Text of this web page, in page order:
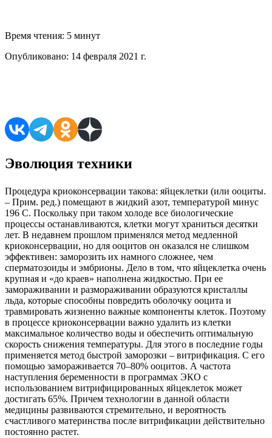
Время чтения: 5 минут
Опубликовано: 14 февраля 2021 г.
Эволюция техники
Процедура криоконсервации такова: яйцеклетки (или ооциты.
– Прим. ред.) помещают в жидкий азот, температурой минус
196 С. Поскольку при таком холоде все биологические
процессы останавливаются, клетки могут храниться десятки
лет. В недавнем прошлом применялся метод медленной
криоконсервации, но для ооцитов он оказался не слишком
эффективен: заморозить их намного сложнее, чем
сперматозоиды и эмбрионы. Дело в том, что яйцеклетка очень
крупная и «до краев» наполнена жидкостью. При ее
замораживании и размораживании образуются кристаллы
льда, которые способны повредить оболочку ооцита и
травмировать жизненно важные компоненты клеток. Поэтому
в процессе криоконсервации важно удалить из клетки
максимальное количество воды и обеспечить оптимальную
скорость снижения температуры. Для этого в последние годы
применяется метод быстрой заморозки – витрификация. С его
помощью замораживается 70–80% ооцитов. А частота
наступления беременности в программах ЭКО с
использованием витрифицированных яйцеклеток может
достигать 65%. Причем технологии в данной области
медицины развиваются стремительно, и вероятность
счастливого материнства после витрификации действительно
постоянно растет.